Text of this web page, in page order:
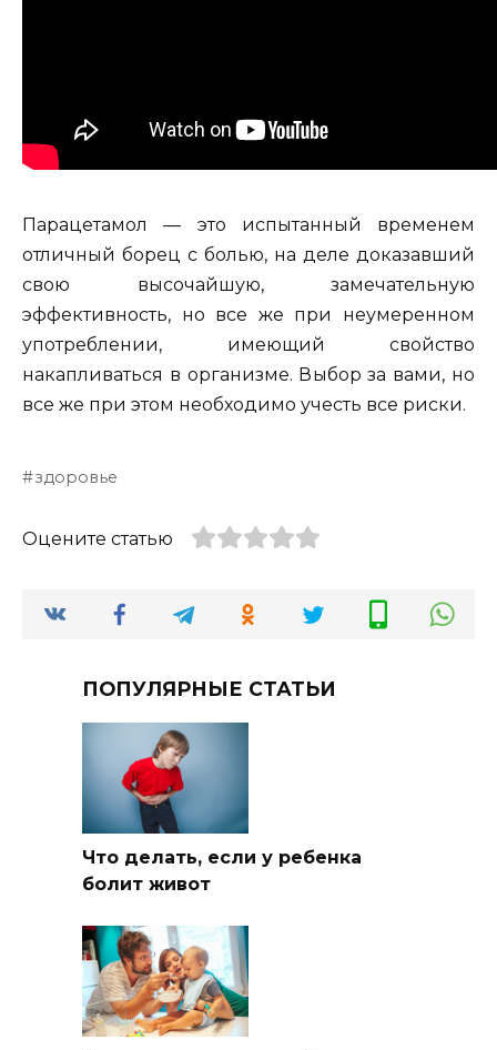
Парацетамол — это испытанный временем
отличный борец с болью, на деле доказавший
свою высочайшую, замечательную
эффективность, но все же при неумеренном
употреблении, имеющий свойство
накапливаться в организме. Выбор за вами, но
все же при этом необходимо учесть все риски.
здоровье
Оцените статью
ПОПУЛЯРНЫЕ СТАТЬИ
Что делать, если у ребенка
болит живот